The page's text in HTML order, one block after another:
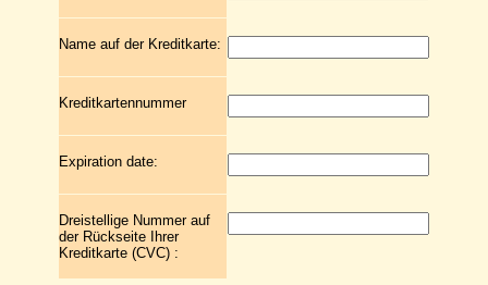
Name auf der Kreditkarte:
Kreditkartennummer
Expiration date:
Dreistellige Nummer auf
der Rückseite Ihrer
Kreditkarte (CVC) :